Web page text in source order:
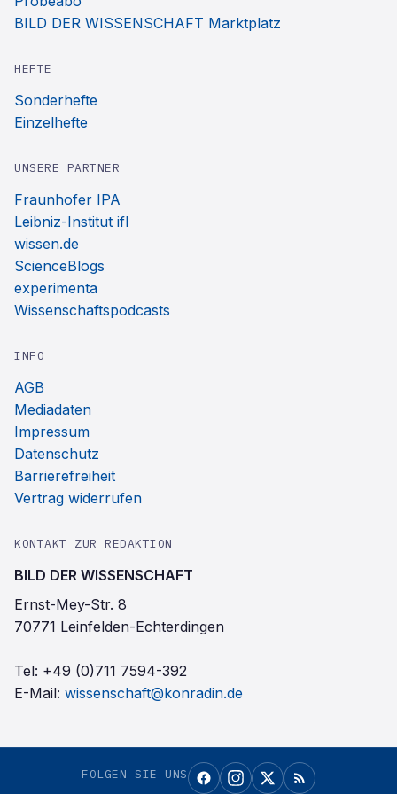
BILD DER WISSENSCHAFT Marktplatz
HEFTE
Sonderhefte
Einzelhefte
UNSERE PARTNER
Fraunhofer IPA
Leibniz-Institut ifl
wissen.de
ScienceBlogs
experimenta
Wissenschaftspodcasts
INFO
AGB
Mediadaten
Impressum
Datenschutz
Barrierefreiheit
Vertrag widerrufen
KONTAKT ZUR REDAKTION
BILD DER WISSENSCHAFT
Ernst-Mey-Str. 8
70771 Leinfelden-Echterdingen
Tel: +49 (0)711 7594-392
E-Mail: wissenschaft@konradin.de
FOLGEN SIE UNS